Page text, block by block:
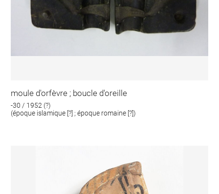
moule d'orfèvre ; boucle d'oreille
-30 / 1952 (?)
(époque islamique [?] ; époque romaine [?])